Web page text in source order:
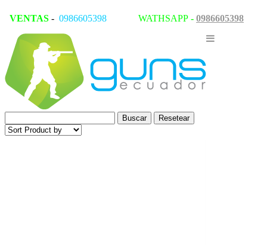
VENTAS - 0986605398 WATHSAPP - 0986605398